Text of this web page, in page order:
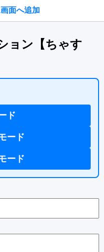
面へ追加
ョン【ちゃす
ド
ード
ード